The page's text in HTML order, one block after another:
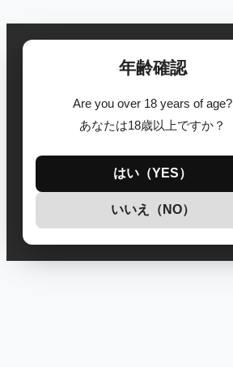
年齢確認
Are you over 18 years of age?
あなたは18歳以上ですか？
はい（YES）
いいえ（NO）